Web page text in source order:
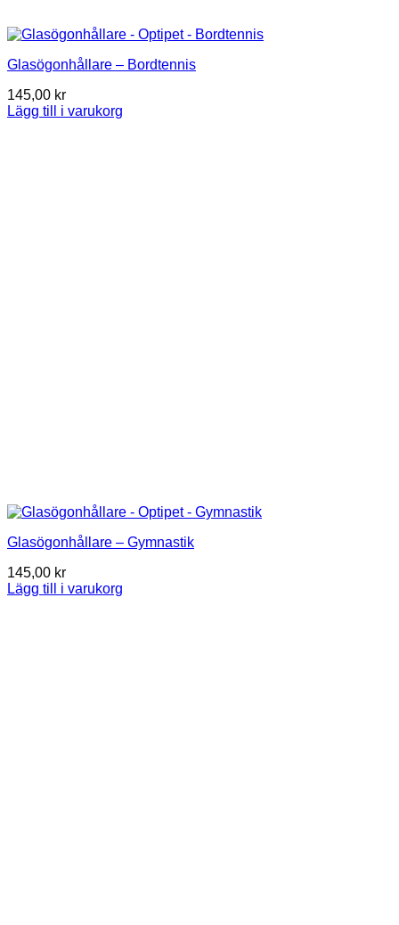
Glasögonhållare – Bordtennis
145,00 kr
Lägg till i varukorg
Glasögonhållare – Gymnastik
145,00 kr
Lägg till i varukorg